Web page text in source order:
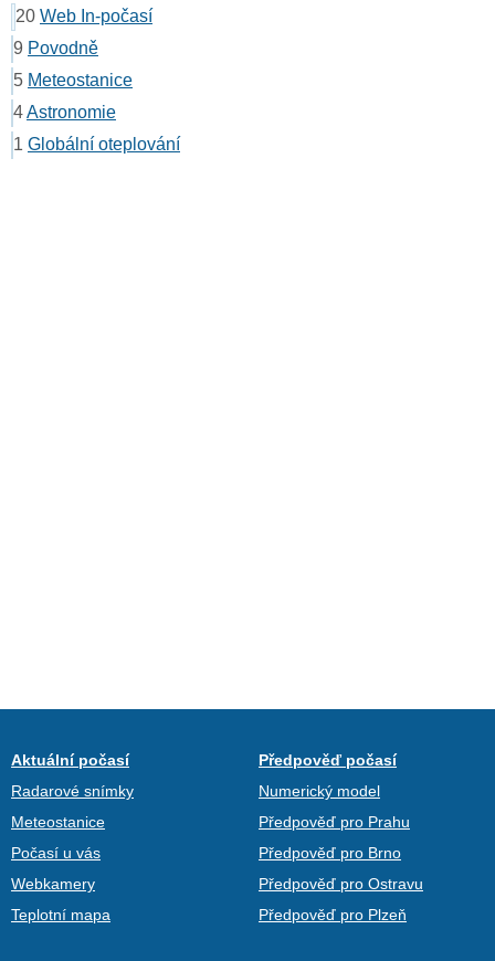
20 Web In-počasí
9 Povodně
5 Meteostanice
4Astronomie
1 Globální oteplování
Aktuální počasí
Radarové snímky
Meteostanice
Počasí u vás
Webkamery
Teplotní mapa
Předpověď počasí
Numerický model
Předpověď pro Prahu
Předpověď pro Brno
Předpověď pro Ostravu
Předpověď pro Plzeň